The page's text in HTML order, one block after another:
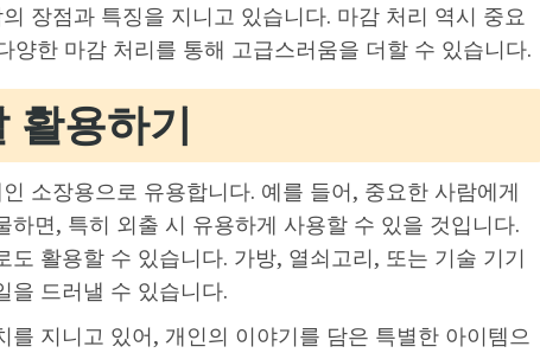
장점과 특징을 지니고 있습니다. 마감 처리 역시 중요
양한 마감 처리를 통해 고급스러움을 더할 수 있습니다.
활용하기
소장용으로 유용합니다. 예를 들어, 중요한 사람에게
면, 특히 외출 시 유용하게 사용할 수 있을 것입니다.
활용할 수 있습니다. 가방, 열쇠고리, 또는 기술 기기
을 드러낼 수 있습니다.
지니고 있어, 개인의 이야기를 담은 특별한 아이템으